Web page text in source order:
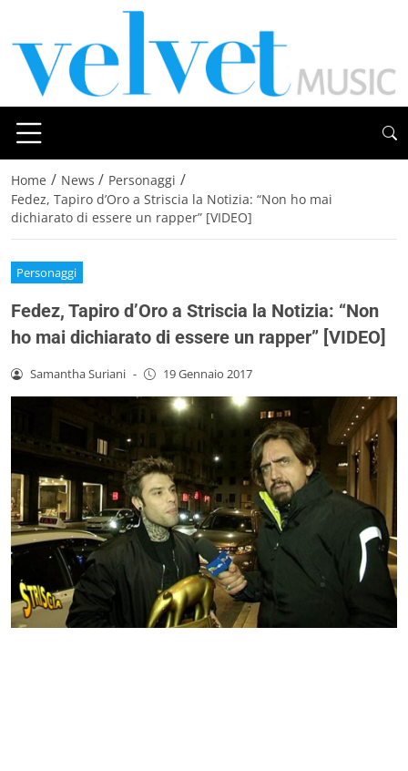
Home / News / Personaggi /
Fedez, Tapiro d’Oro a Striscia la Notizia: “Non ho mai
dichiarato di essere un rapper” [VIDEO]
Personaggi
Fedez, Tapiro d’Oro a Striscia la Notizia: “Non
ho mai dichiarato di essere un rapper” [VIDEO]
Samantha Suriani - 19 Gennaio 2017